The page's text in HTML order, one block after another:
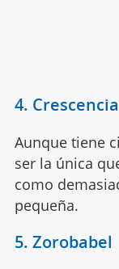
4. Crescencia
Aunque tiene
ser la única
como
pequeña.
5. Zorobabel